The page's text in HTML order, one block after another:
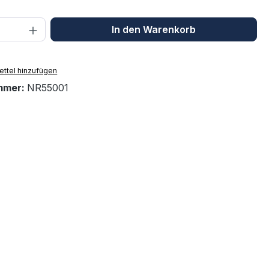
Anzahl: Gib den gewünschten Wert
In den Warenkorb
hinzufügen
NR55001